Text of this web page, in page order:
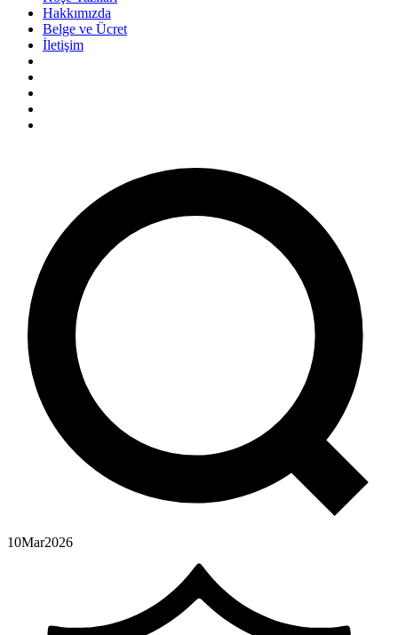
Hakkımızda
Belge ve Ücret
İletişim
10Mar2026